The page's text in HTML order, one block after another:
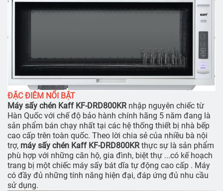
ĐẶC ĐIÊM NỔI BẬT
Máy sấy chén Kaff KF-DRD800KRnhập nguyên chiếc từ
Hàn Quốc với chế độ bảo hành chính hãng 5 năm đang là
sản phẩm bán chạy nhất tại các hệ thống thiết bị nhà bếp
cao cấp trên toàn quốc. Theo lời chia sẻ của nhiều bà nội
trợ, máy sấy chén Kaff KF-DRD800KRthực sự là sản phẩm
phù hợp với những căn hộ, gia đình, biệt thự ...có kế hoạch
trang bị một chiếc máy sấy bát dĩa tự động cao cấp . Máy
có đầy đủ những tính năng hiện đại, đáp ứng đủ nhu cầu
sử dụng.